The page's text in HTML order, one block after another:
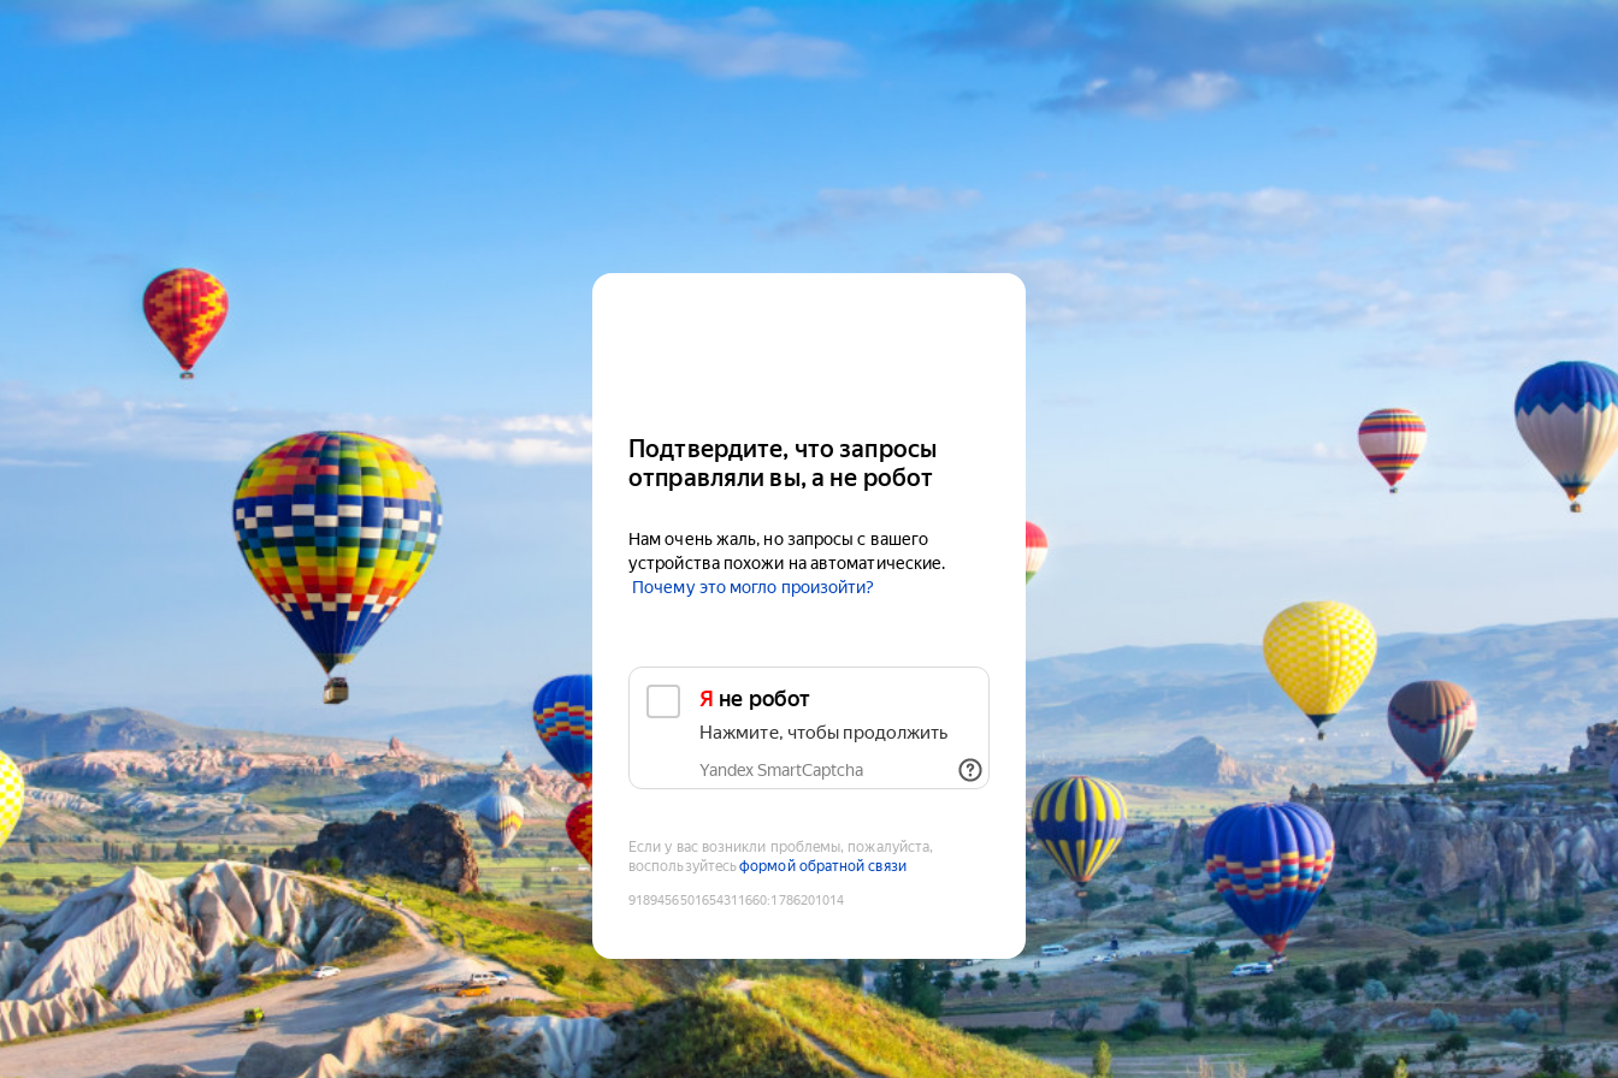
Подтвердите, что запросы
отправляли вы, а не робот
Нам очень жаль, но запросы с вашего
устройства похожи на автоматические.
Почему это могло произойти?
Я не робот
Нажмите, чтобы продолжить
Yandex SmartCaptcha
Если у вас возникли проблемы, пожалуйста,
воспользуйтесьформой обратной связи
9189456501654311660:1786201014